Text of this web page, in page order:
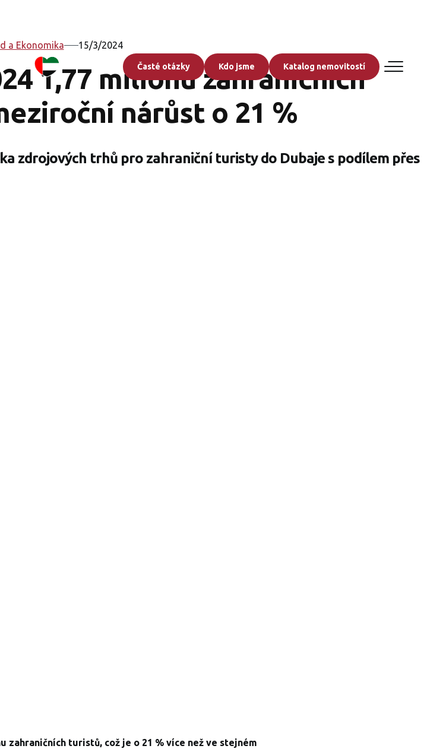
Časté otázky Kdo jsme Katalog nemovitostí
a Ekonomika 15/3/2024
1,77 milionu zahraničních
nárůst o 21 %
zdrojových trhů pro zahraniční turisty do Dubaje s podílem přes
zahraničních turistů, což je o 21 % více než ve stejném